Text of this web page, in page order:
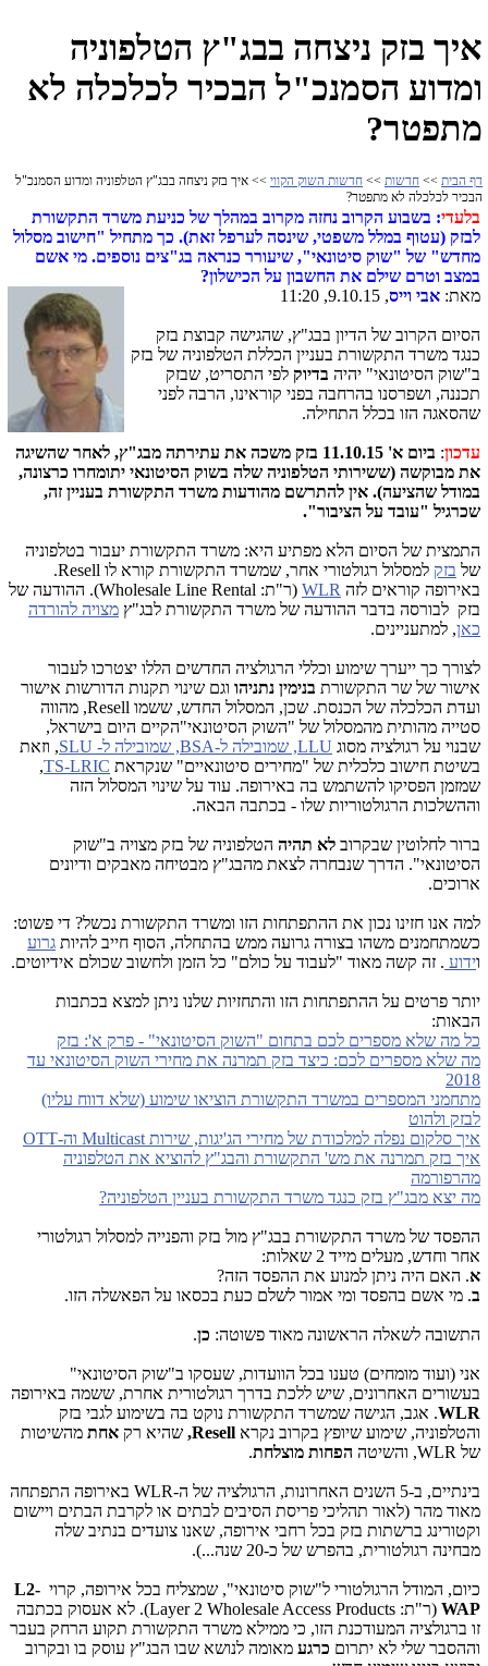
איך בזק ניצחה בבג"ץ הטלפוניה
ומדוע הסמנכ"ל הבכיר לכלכלה לא
מתפטר?
דף הבית >> חדשות >> חדשות השוק הקווי >> איך בזק ניצחה בבג"ץ הטלפוניה ומדוע הסמנכ"ל
הבכיר לכלכלה לא מתפטר?
בלעדי: בשבוע הקרוב נחזה מקרוב במהלך של כניעת משרד התקשורת
לבזק (עטוף במלל משפטי, שינסה לערפל זאת). כך מתחיל "חישוב מסלול
מחדש" של "שוק סיטונאי", שיעורר כנראה בג"צים נוספים. מי אשם
במצב וטרם שילם את החשבון על הכישלון?
מאת: אבי וייס, 9.10.15, 11:20
הסיום הקרוב של הדיון בבג"ץ, שהגישה קבוצת בזק
כנגד משרד התקשורת בעניין הכללת הטלפוניה של בזק
ב"שוק הסיטונאי" יהיה בדיוק לפי התסריט, שבזק
תכננה, ושפרסנו בהרחבה בפני קוראינו, הרבה לפני
שהסאגה הזו בכלל התחילה.
עדכון:
ביום א' 11.10.15 בזק משכה את עתירתה מבג"ץ, לאחר שהשיגה
את מבוקשה (ששירותי הטלפוניה שלה בשוק הסיטונאי יתומחרו כרצונה,
במודל שהציעה). אין להתרשם מהודעות משרד התקשורת בעניין זה,
שכרגיל "עובד על הציבור".
התמצית של הסיום הלא מפתיע היא: משרד התקשורת יעבור בטלפוניה
של בזק
למסלול רגולטורי אחר, שמשרד התקשורת קורא לו Resell.
באירופה קוראים לזה WLR
(ר"ת: Wholesale Line Rental). ההודעה של
בזק לבורסה בדבר ההודעה של משרד התקשורת לבג"ץ מצויה להורדה
כאן, למתעניינים.
לצורך כך ייערך שימוע וכללי הרגולציה החדשים הללו יצטרכו לעבור
אישור של שר התקשורת בנימין נתניהו וגם שינוי תקנות הדורשות אישור
ועדת הכלכלה של הכנסת. שכן, המסלול החדש, ששמו Resell, מהווה
סטייה מהותית מהמסלול של "השוק הסיטונאי"הקיים היום בישראל,
שבנוי על רגולציה מסוג LLU, שמובילה ל-BSA, שמובילה ל- SLU
, וזאת
בשיטת חישוב כלכלית של "מחירים סיטונאיים" שנקראת TS-LRIC
,
שמזמן הפסיקו להשתמש בה באירופה. עוד על שינוי המסלול הזה
וההשלכות הרגולטוריות שלו - בכתבה הבאה.
ברור לחלוטין שבקרוב לא תהיה הטלפוניה של בזק מצויה ב"שוק
הסיטונאי". הדרך שנבחרה לצאת מהבג"ץ מבטיחה מאבקים ודיונים
ארוכים.
למה אנו חזינו נכון את ההתפתחות הזו ומשרד התקשורת נכשל? די פשוט:
כשמתחמנים משהו בצורה גרועה ממש בהתחלה, הסוף חייב להיות גרוע
וידוע . זה קשה מאוד "לעבוד על כולם" כל הזמן ולחשוב שכולם אידיוטים.
יותר פרטים על ההתפתחות הזו והתחזיות שלנו ניתן למצא בכתבות
הבאות:
כל מה שלא מספרים לכם בתחום "השוק הסיטונאי" - פרק א': בזק
מה שלא מספרים לכם: כיצד בזק תמרנה את מחירי השוק הסיטונאי עד
2018
מתחמני המספרים במשרד התקשורת הוציאו שימוע (שלא דווח עליו)
לבזק ולהוט
איך סלקום נפלה למלכודת של מחירי הג'יגות, שירות Multicast וה-OTT
איך בזק תמרנה את מש' התקשורת והבג"ץ להוציא את הטלפוניה
מהרפורמה
מה יצא מבג"ץ בזק כנגד משרד התקשורת בעניין הטלפוניה?
ההפסד של משרד התקשורת בבג"ץ מול בזק והפנייה למסלול רגולטורי
אחר וחדש, מעלים מייד 2 שאלות:
א. האם היה ניתן למנוע את ההפסד הזה?
ב. מי אשם בהפסד ומי אמור לשלם כעת בכסאו על הפאשלה הזו.
התשובה לשאלה הראשונה מאוד פשוטה: כן.
אני (ועוד מומחים) טענו בכל הוועדות, שעסקו ב"שוק הסיטונאי"
בעשורים האחרונים, שיש ללכת בדרך רגולטורית אחרת, ששמה באירופה
WLR. אגב, הגישה שמשרד התקשורת נוקט בה בשימוע לגבי בזק
והטלפוניה, שימוע שיופץ בקרוב נקרא Resell, שהיא רק אחת מהשיטות
של WLR, והשיטה
הפחות מוצלחת.
בינתיים, ב-5 השנים האחרונות, הרגולציה של ה-WLR באירופה התפתחה
מאוד מהר (לאור תהליכי פריסת הסיבים לבתים או לקרבת הבתים ויישום
וקטורינג ברשתות בזק בכל רחבי אירופה, שאנו צועדים בנתיב שלה
מבחינה רגולטורית, בהפרש של כ-20 שנה...).
כיום, המודל הרגולטורי ל"שוק סיטונאי", שמצליח בכל אירופה, קרוי L2-
WAP
(ר"ת: Layer 2 Wholesale Access Products). לא אעסוק בכתבה
זו ברגולציה המעודכנת הזו, כי ממילא משרד התקשורת תקוע הרחק בעבר
וההסבר שלי לא יתרום כרגע מאומה לנושא שבו הבג"ץ עוסק בו ובקרוב